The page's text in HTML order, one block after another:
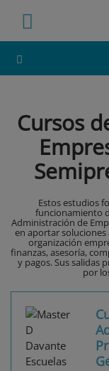
Cursos
Estos estudios
funcionamiento
Administración de
en aportar
organización
finanzas, asesoría,
y pagos. Sus salidas
por